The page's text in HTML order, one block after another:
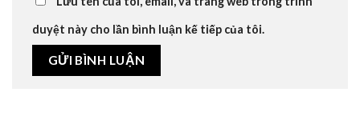
duyệt này cho lần bình luận kế tiếp của tôi.